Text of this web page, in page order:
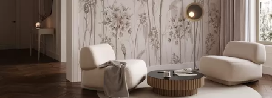
435 Kr/m²
Peel and Stick
900 .00540 .00 /m²